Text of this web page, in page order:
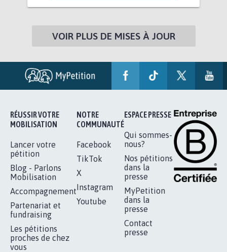
VOIR PLUS DE MISES À JOUR
RÉUSSIR VOTRE
MOBILISATION
Lancer votre
pétition
Blog - Parlons
Mobilisation
Accompagnement
Partenariat et
fundraising
Les pétitions
proches de chez
vous
NOTRE
COMMUNAUTÉ
Facebook
TikTok
X
Instagram
Youtube
ESPACE PRESSE
Qui sommes-
nous?
Nos pétitions
dans la
presse
MyPetition
dans la
presse
Contact
presse